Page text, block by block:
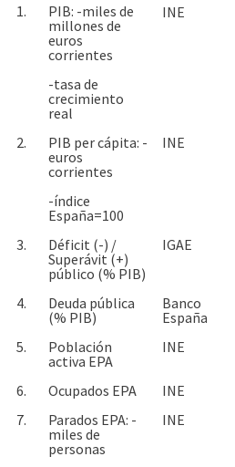
1.
PIB: -miles de
millones de
euros
corrientes
INE
-tasa de
crecimiento
real
2.
PIB per cápita: -
euros
corrientes
INE
-índice
España=100
3.
Déficit (-) /
Superávit (+)
público (% PIB)
IGAE
4.
Deuda pública
(% PIB)
Banco
España
5.
Población
activa EPA
INE
6. Ocupados EPA INE
7.
Parados EPA: -
miles de
personas
INE